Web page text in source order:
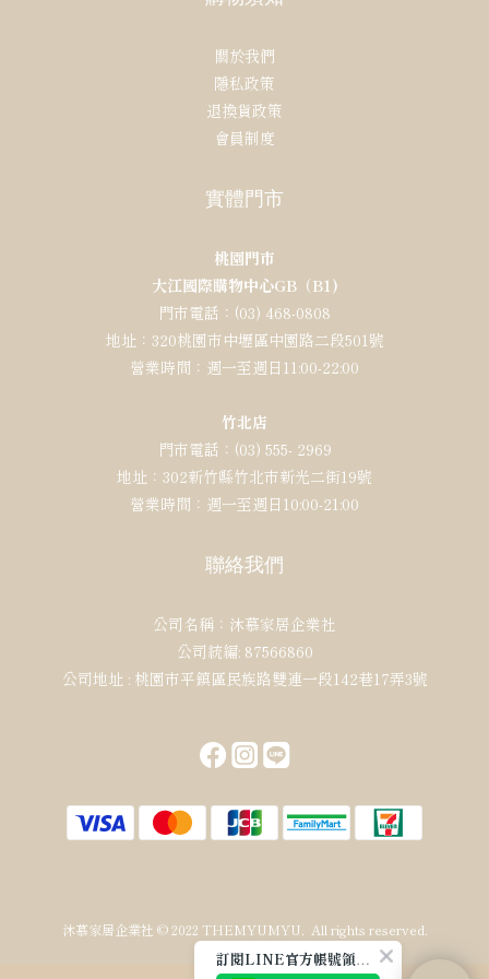
關於我們
隱私政策
退換貨政策
會員制度
實體門市
桃園門市
大江國際購物中心GB（B1)
門市電話：(03) 468-0808
地址：320桃園市中壢區中園路二段501號
營業時間：週一至週日11:00-22:00
竹北店
門市電話：(03) 555- 2969
地址：302新竹縣竹北市新光二街19號
營業時間：週一至週日10:00-21:00
聯絡我們
公司名稱：沐慕家居企業社
公司統編: 87566860
公司地址 : 桃園市平鎮區民族路雙連一段142巷17弄3號
沐慕家居企業社 © 2022 THEMYUMYU. All rights reserved.
訂閱LINE官方帳號領取免運券✨